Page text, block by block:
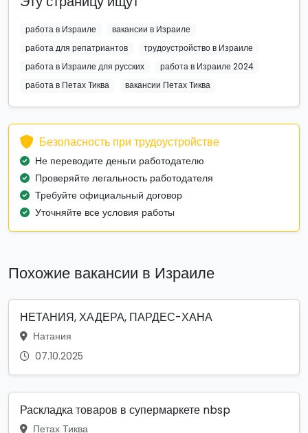
работа в Израиле
вакансии в Израиле
работа для репатриантов
трудоустройство в Израиле
работа в Израиле для русских
работа в Израиле 2024
работа в Петах Тиква
вакансии Петах Тиква
Безопасность при трудоустройстве
Не переводите деньги работодателю
Проверяйте легальность работодателя
Требуйте официальный договор
Уточняйте все условия работы
Похожие вакансии в Израиле
НЕТАНИЯ, ХАДЕРА, ПАРДЕС-ХАНА
Натания
07.10.2025
Раскладка товаров в супермаркете nbsp
Петах Тиква